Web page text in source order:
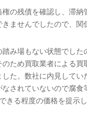
の残債を確認し、滞
ませんでしたので、関
み場もない状態でした
ため買取業者による
た。数社に内見して
されていないので腐
きる程度の価格を提示